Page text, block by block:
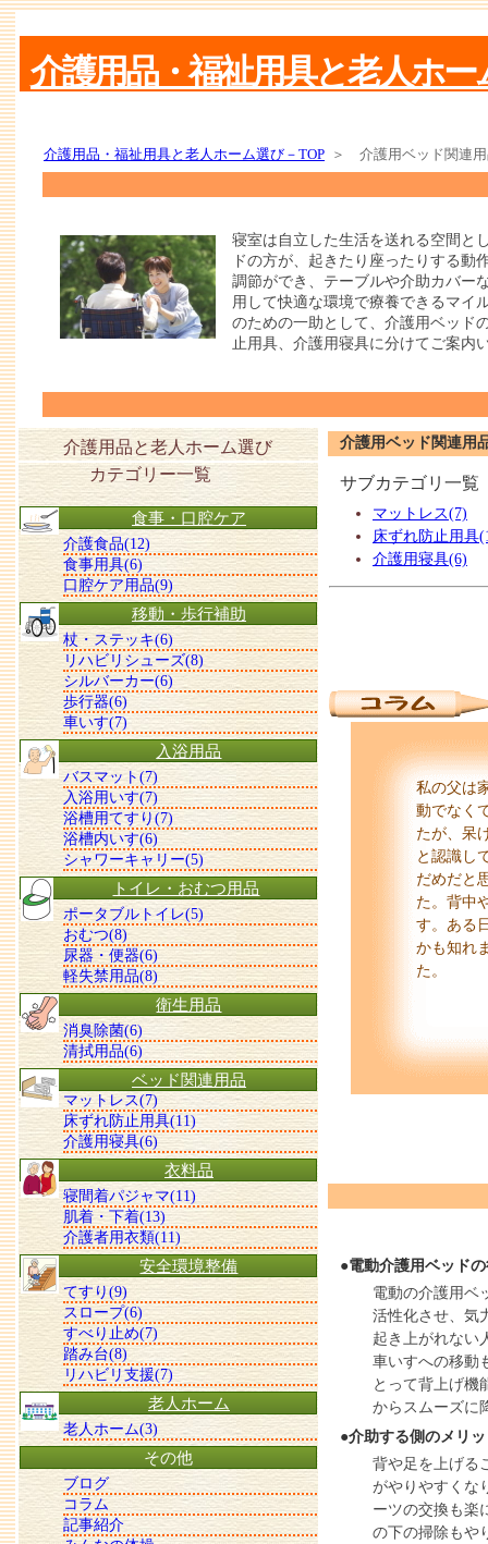
介護用品・福祉用具と老人ホー
介護用品・福祉用具と老人ホーム選び－TOP ＞ 介護用ベッド関連
寝室は自立した生活を送れる空間と
ドの方が、起きたり座ったりする
調節ができ、テーブルや介助カバー
用して快適な環境で療養できるマイ
のための一助として、介護用ベッド
止用具、介護用寝具に分けてご案内
介護用品と老人ホーム選び 介護用ベッド関連用
サブカテゴリ一覧
マットレス(7)
床ずれ防止用具
介護用寝具(6)
私の父は
動でなく
たが、呆
と認識し
だめだと
た。背中
す。ある
かも知れ
た。
●電動介護用ベッド
電動の介護用ベ
活性化させ、気
起き上がれない
車いすへの移動
とって背上げ機
からスムーズに
●介助する側のメリ
背や足を上げる
がやりやすくな
ーツの交換も楽
の下の掃除もや
カテゴリー一覧
食事・口腔ケア
介護食品(12)
食事用具(6)
口腔ケア用品(9)
移動・歩行補助
杖・ステッキ(6)
リハビリシューズ(8)
シルバーカー(6)
歩行器(6)
車いす(7)
入浴用品
バスマット(7)
入浴用いす(7)
浴槽用てすり(7)
浴槽内いす(6)
シャワーキャリー(5)
トイレ・おむつ用品
ポータブルトイレ(5)
おむつ(8)
尿器・便器(6)
軽失禁用品(8)
衛生用品
消臭除菌(6)
清拭用品(6)
ベッド関連用品
マットレス(7)
床ずれ防止用具(11)
介護用寝具(6)
衣料品
寝間着パジャマ(11)
肌着・下着(13)
介護者用衣類(11)
安全環境整備
てすり(9)
スロープ(6)
すべり止め(7)
踏み台(8)
リハビリ支援(7)
老人ホーム
老人ホーム(3)
その他
ブログ
コラム
記事紹介